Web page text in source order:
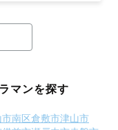
マンを探す
市南区倉敷市津山市